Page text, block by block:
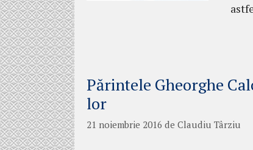
Părintele Gheorghe
lor
21 noiembrie 2016 de Claudiu Târziu